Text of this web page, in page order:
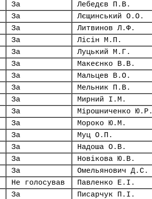
За Лебедєв П.В.
За Лєщинський О.О.
За Литвинов Л.Ф.
За Лісін М.П.
За Луцький М.Г.
За Макеєнко В.В.
За Мальцев В.О.
За Мельник П.В.
За Мирний І.М.
За Мірошниченко Ю.Р.
За Мороко Ю.М.
За Муц О.П.
За Надоша О.В.
За Новікова Ю.В.
За Омельянович Д.С.
Не голосував Павленко Е.І.
За Писарчук П.І.